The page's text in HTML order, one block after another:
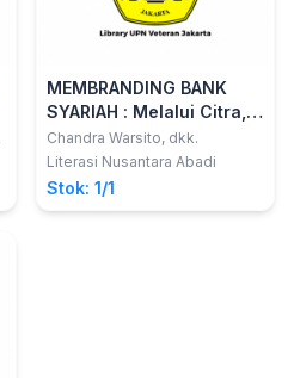
MEMBRANDING BANK
SYARIAH : Melalui Citra,
Standarisasi dan Niat
Merekomendasikan
Chandra Warsito, dkk.
Literasi Nusantara Abadi
Stok: 1/1